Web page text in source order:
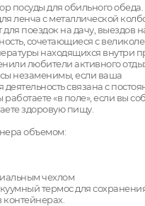
посуды для обильного обеда.
ленча с металлической
для поездок на дачу, выездов
сочетающиеся с
находящихся внутри
любители активного
незаменимы, если ваша
связана с
«в поле», если вы
здоровую пищу.
объемом:
чехлом
термос для